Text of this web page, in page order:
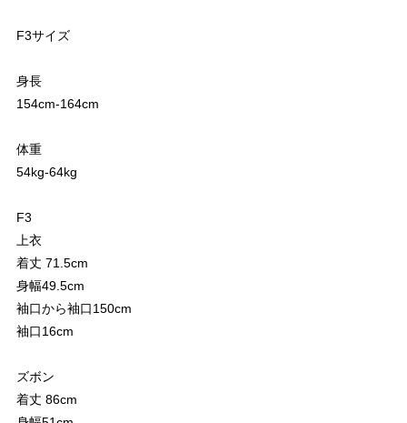
F3サイズ
身長
154cm-164cm
体重
54kg-64kg
F3
上衣
着丈 71.5cm
身幅49.5cm
袖口から袖口150cm
袖口16cm
ズボン
着丈 86cm